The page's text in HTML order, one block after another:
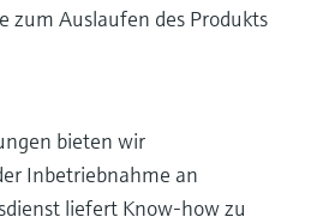
zum Auslaufen des Produkts
bieten wir
Inbetriebnahme an
liefert Know-how zu